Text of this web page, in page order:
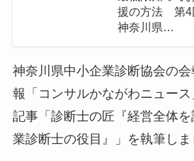
援の方法 第4
神奈川県…
神奈川県中小企業診断協会の
報「コンサルかながわニュー
記事「診断士の匠『経営全体
業診断士の役目』」を執筆しま